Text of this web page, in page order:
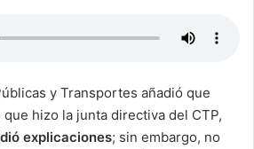
y Transportes añadió que
hizo la junta directiva del CTP,
explicaciones; sin embargo, no